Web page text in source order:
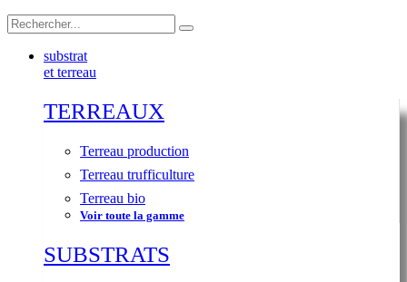
substrat
et terreau
TERREAUX
Terreau production
Terreau trufficulture
Terreau bio
Voir toute la gamme
SUBSTRATS